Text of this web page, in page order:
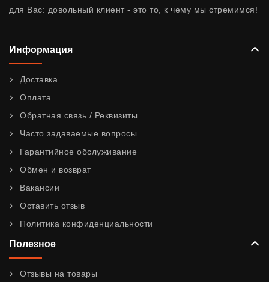
для Вас: довольный клиент - это то, к чему мы стремимся!
Информация
Доставка
Оплата
Обратная связь / Реквизиты
Часто задаваемые вопросы
Гарантийное обслуживание
Обмен и возврат
Вакансии
Оставить отзыв
Политика конфиденциальности
Полезное
Отзывы на товары